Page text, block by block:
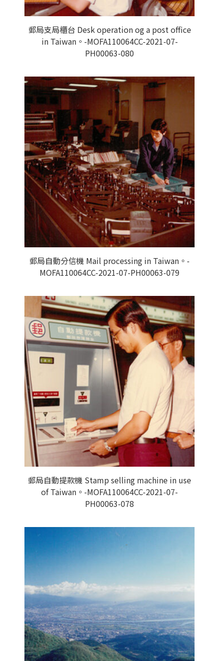
郵局支局櫃台 Desk operation og a post office
in Taiwan。-MOFA110064CC-2021-07-
PH00063-080
郵局自動分信機 Mail processing in Taiwan。-
MOFA110064CC-2021-07-PH00063-079
郵局自動提款機 Stamp selling machine in use
of Taiwan。-MOFA110064CC-2021-07-
PH00063-078